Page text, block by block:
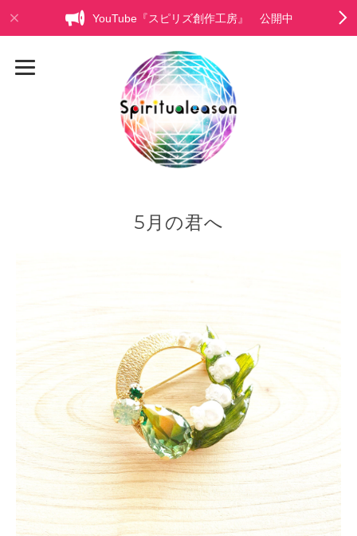
YouTube『スピリズ創作工房』 公開中
5月の君へ